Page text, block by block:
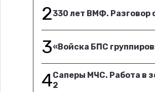
2330 лет ВМФ. Разговор
3«Войска БПС
4Саперы МЧС. Работа в
2